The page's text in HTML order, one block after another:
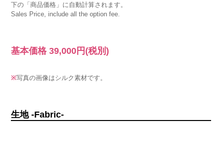
下の「商品価格」に自動計算されます。
Sales Price, include all the option fee.
基本価格39,000円 (税別)
※写真の画像はシルク素材です。
生地 -Fabric-